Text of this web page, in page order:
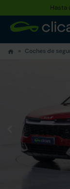
Hasta
Coches de